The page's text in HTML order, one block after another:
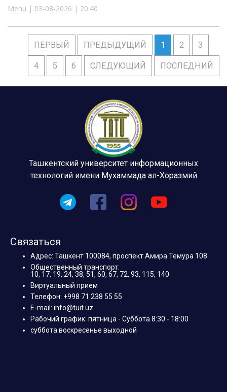
Menu | 03-08-2026 | 20:40
ПЕРВЫЙ ПРЕДЫДУЩИЙ 1 2 3
4 5 6 СЛЕДУЮЩИЙ ПОСЛЕДНИЙ
Ташкентский университет информационных
технологий имени Мухаммада ал-Хоразмий
Связаться
Адрес: Ташкент 100084, проспект Амира Темура 108
Общественный транспорт:
10, 17, 19, 24, 38, 51, 60, 67, 72, 93, 115, 140
Виртуальный прием
Телефон: +998 71 238 55 55
E-mail: info@tuit.uz
Рабочий график: пятница - Суббота 8:30 - 18:00
суббота воскресенье выходной